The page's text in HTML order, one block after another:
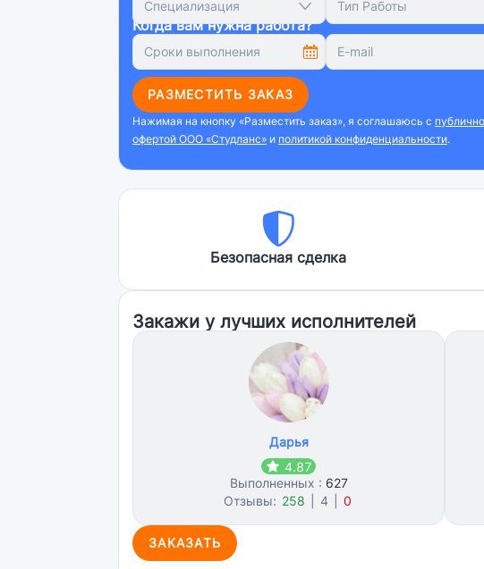
Специализация Тип Работы
Когда вам нужна работа?
РАЗМЕСТИТЬ ЗАКАЗ
Нажимая на кнопку «Разместить заказ», я соглашаюсь с
офертой ООО «Студланс» и политикой конфиденциальности.
Безопасная сделка
Закажи у лучших исполнителей
Дарья
4.87
Выполненных : 627
Отзывы: 258 4 0
ЗАКАЗАТЬ